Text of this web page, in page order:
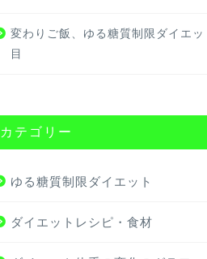
変わりご飯、ゆる糖質制限ダイエッ
目
カテゴリー
ゆる糖質制限ダイエット
ダイエットレシピ・食材